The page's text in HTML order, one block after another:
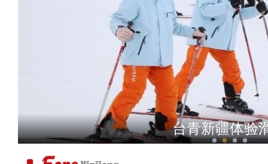
新疆乌鲁木齐养出南美白
台青新疆体验